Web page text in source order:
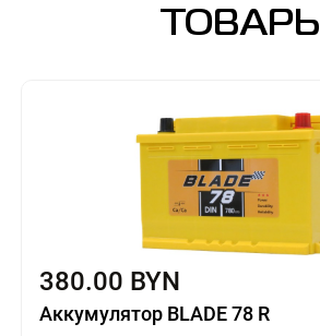
ТОВАРЫ
380.00 BYN
Аккумулятор BLADE 78 R